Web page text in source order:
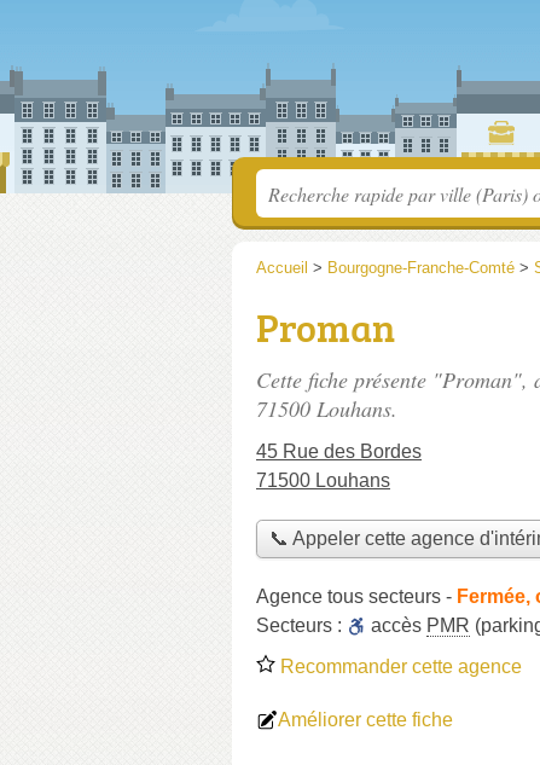
Accueil > Bourgogne-Franche-Comté >
Proman
Cette fiche présente "Proman",
71500 Louhans.
45 Rue des Bordes
71500 Louhans
📞 Appeler cette agence
Agence tous secteurs - Fermée,
Secteurs :
accès PMR
Recommander cette agence
Améliorer cette fiche